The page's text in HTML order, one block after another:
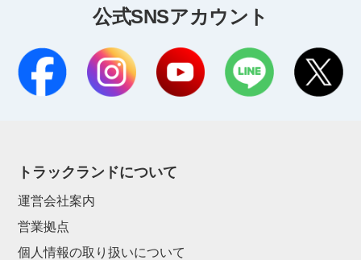
公式SNSアカウント
トラックランドについて
運営会社案内
営業拠点
個人情報の取り扱いについて